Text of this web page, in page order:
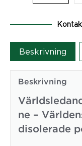
Beskrivning
Beskrivning
ne –
disolerade